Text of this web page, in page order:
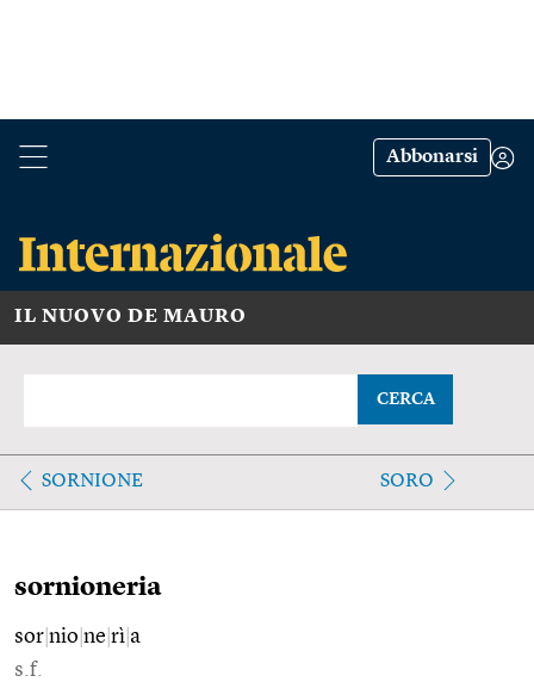
Abbonarsi
IL NUOVO DE MAURO
CERCA
SORNIONE SORO
sornioneria
sor nio ne rì a
s.f.